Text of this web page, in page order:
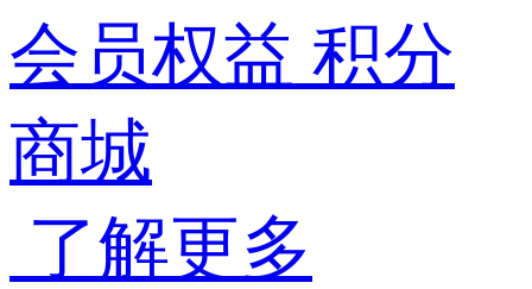
会员权益 积分
商城
了解更多